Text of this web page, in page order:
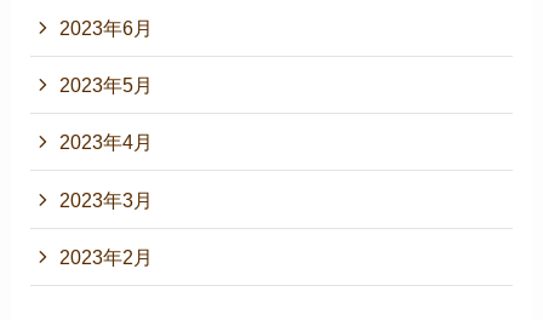
2023年6月
2023年5月
2023年4月
2023年3月
2023年2月